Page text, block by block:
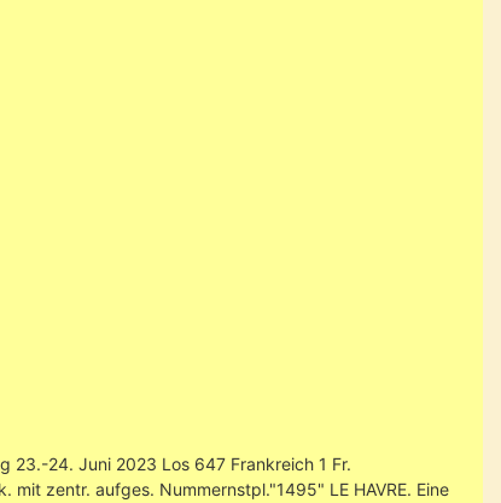
23.-24. Juni 2023 Los 647 Frankreich 1 Fr.
zentr. aufges. Nummernstpl."1495" LE HAVRE. Eine